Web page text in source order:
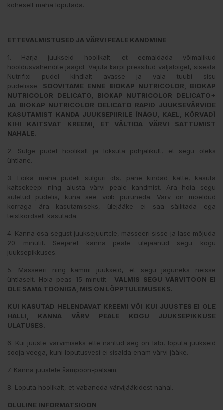
koheselt maha loputada.
ETTEVALMISTUSED JA VÄRVI PEALE KANDMINE
1. Harja juukseid hoolikalt, et eemaldada võimalikud
hooldusvahendite jäägid. Vajuta karpi pressitud väljalõiget, sisesta
Nutrifixi pudel kindlalt avasse ja vala tuubi sisu
pudelisse. SOOVITAME ENNE BIOKAP NUTRICOLOR, BIOKAP
NUTRICOLOR DELICATO, BIOKAP NUTRICOLOR DELICATO+
JA BIOKAP NUTRICOLOR DELICATO RAPID JUUKSEVÄRVIDE
KASUTAMIST KANDA JUUKSEPIIRILE (NÄGU, KAEL, KÕRVAD)
KIHI KAITSVAT KREEMI, ET VÄLTIDA VÄRVI SATTUMIST
NAHALE.
2. Sulge pudel hoolikalt ja loksuta põhjalikult, et segu oleks
ühtlane.
3. Lõika maha pudeli sulguri ots, pane kindad kätte, kasuta
kaitsekeepi ning alusta värvi peale kandmist. Ära hoia segu
suletud pudelis, kuna see võib puruneda. Värv on mõeldud
korraga ära kasutamiseks, ülejääke ei saa säilitada ega
teistkordselt kasutada.
4. Kanna osa segust juuksejuurtele, masseeri sisse ja lase mõjuda
20 minutit. Seejärel kanna peale ülejäänud segu kogu
juuksepikkuses.
5. Masseeri ning kammi juukseid, et segu jaguneks neisse
ühtlaselt. Hoia peas 15 minutit. VALMIS SEGU VÄRVITOON EI
OLE SAMA TOONIGA, MIS ON LÕPPTULEMUSEKS.
KUI KASUTAD HELENDAVAT KREEMI VÕI KUI JUUSTES EI OLE
HALLI, KANNA VÄRV PEALE KOGU JUUKSEPIKKUSE
ULATUSES.
6. Kui juuste värvimiseks ette nähtud aeg on läbi, loputa juukseid
sooja veega, kuni loputusvesi ei sisalda enam värvi jääke.
7. Kanna juustele šampoon-palsam.
8. Loputa hoolikalt, et vabaneda värvijääkidest nahal.
OLULINE INFORMATSIOON